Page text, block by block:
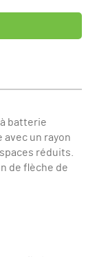
à batterie
un rayon
réduits.
de flèche de